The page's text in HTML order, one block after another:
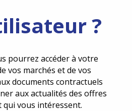
?
pourrez accéder à votre
vos marchés et de vos
documents contractuels
aux actualités des offres
qui vous intéressent.